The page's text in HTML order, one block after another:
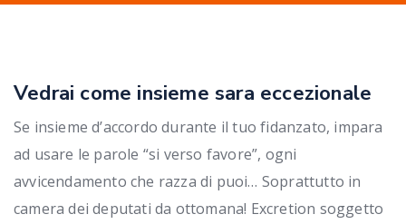
Vedrai come insieme sara eccezionale
Se insieme d’accordo durante il tuo fidanzato, impara
ad usare le parole “si verso favore”, ogni
avvicendamento che razza di puoi… Soprattutto in
camera dei deputati da ottomana! Excretion soggetto